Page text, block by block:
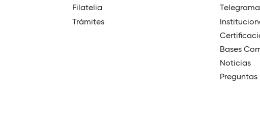
Filatelia
Trámites
Bases
Noticias
Preguntas